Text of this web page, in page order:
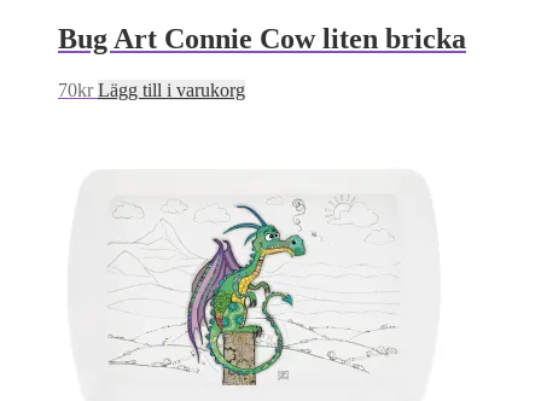
Bug Art Connie Cow liten bricka
70kr Lägg till i varukorg